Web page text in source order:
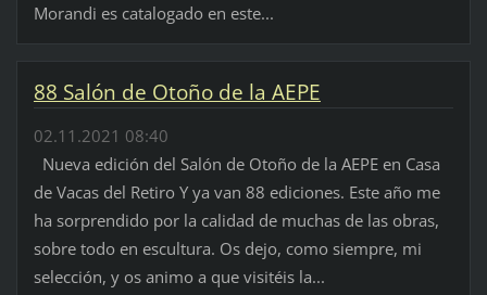
Morandi es catalogado en este...
88 Salón de Otoño de la AEPE
02.11.2021 08:40
Nueva edición del Salón de Otoño de la AEPE en Casa
de Vacas del Retiro Y ya van 88 ediciones. Este año me
ha sorprendido por la calidad de muchas de las obras,
sobre todo en escultura. Os dejo, como siempre, mi
selección, y os animo a que visitéis la...